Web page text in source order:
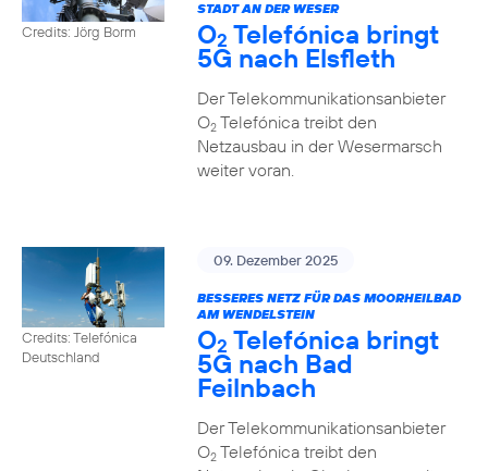
Credits: Jörg Borm
STADT AN DER WESER
O2 Telefónica bringt
5G nach Elsfleth
Der Telekommunikationsanbieter
O2Telefónica treibt den
Netzausbau in der Wesermarsch
weiter voran.
Credits: Telefónica
Deutschland
09. Dezember 2025
BESSERES NETZ FÜR DAS MOORHEILBAD
AM WENDELSTEIN
O2 Telefónica bringt
5G nach Bad
Feilnbach
Der Telekommunikationsanbieter
O2Telefónica treibt den